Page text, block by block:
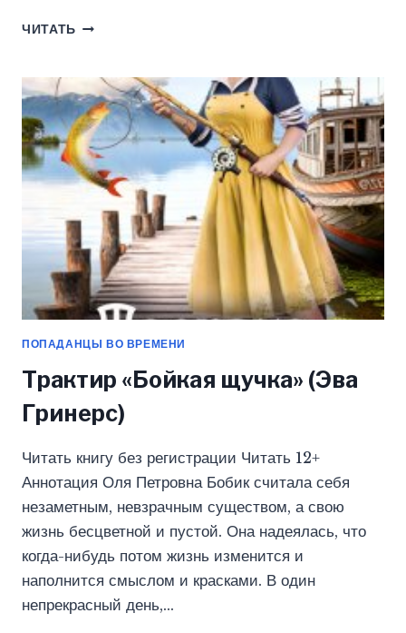
ЧИТАТЬ СЧАСТЛИВЫЙ
(ЭВА
ГРИНЕРС)
ПОПАДАНЦЫ ВО ВРЕМЕНИ
Трактир «Бойкая щучка» (Эва
Гринерс)
Читать книгу без регистрации Читать 12+
Аннотация Оля Петровна Бобик считала себя
незаметным, невзрачным существом, а свою
жизнь бесцветной и пустой. Она надеялась, что
когда-нибудь потом жизнь изменится и
наполнится смыслом и красками. В один
непрекрасный день,…